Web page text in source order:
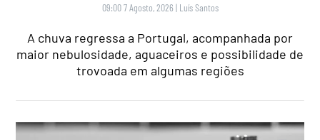
09:00 7 Agosto, 2026 | Luís Santos
A chuva regressa a Portugal, acompanhada por
maior nebulosidade, aguaceiros e possibilidade de
trovoada em algumas regiões